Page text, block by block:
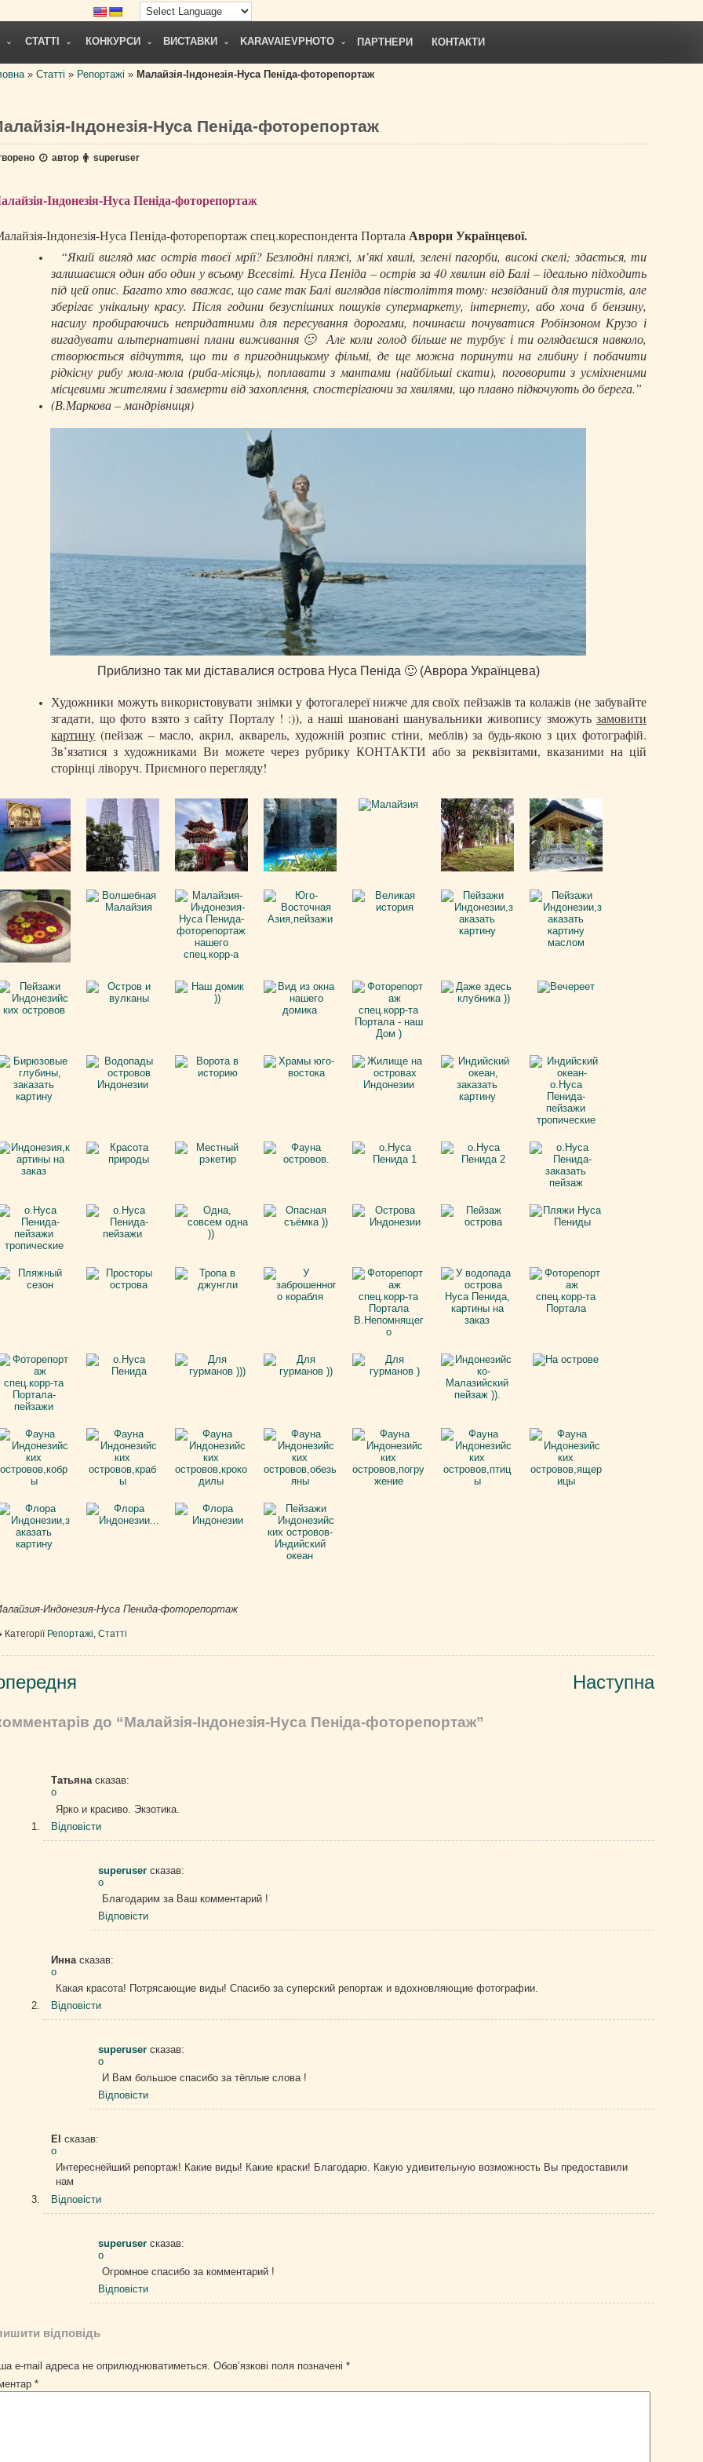
СТАТТІ КОНКУРСИ ВИСТАВКИ KARAVAIEVPHOTO ПАРТНЕРИ КОНТАКТИ
»Статті » Репортажі » Малайзія-Індонезія-Нуса Пеніда-фоторепортаж
Індонезія-Нуса Пеніда-фоторепортаж
автор superuser
Індонезія-Нуса Пеніда-фоторепортаж
Індонезія-Нуса Пеніда-фоторепортаж спец.кореспондента Портала Аврори Українцевої.
“Який вигляд має острів твоєї мрії? Безлюдні пляжі, м’які хвилі, зелені пагорби, високі скелі; здається, ти
залишаєшся один або один у всьому Всесвіті. Нуса Пеніда – острів за 40 хвилин від Балі – ідеально підходить
під цей опис. Багато хто вважає, що саме так Балі виглядав півстоліття тому: незвіданий для туристів, але
зберігає унікальну красу. Після години безуспішних пошуків супермаркету, інтернету, або хоча б бензину,
насилу пробираючись непридатними для пересування дорогами, починаєш почуватися Робінзоном Крузо і
вигадувати альтернативні плани виживання 🙂Але коли голод більше не турбує і ти оглядаєшся навколо,
створюється відчуття, що ти в пригодницькому фільмі, де ще можна поринути на глибину і побачити
рідкісну рибу мола-мола (риба-місяць), поплавати з мантами (найбільші скати), поговорити з усміхненими
місцевими жителями і завмерти від захоплення, спостерігаючи за хвилями, що плавно підкочують до берега.”
(В.Маркова – мандрівниця)
Приблизно так ми діставалися острова Нуса Пеніда 🙂 (Аврора Українцева)
Художники можуть використовувати знімки у фотогалереї нижче для своїх пейзажів та колажів (не забувайте
згадати, що фото взято з сайту Порталу ! :)), а наші шановані шанувальники живопису зможуть замовити
картину (пейзаж – масло, акрил, акварель, художній розпис стіни, меблів) за будь-якою з цих фотографій.
Зв’язатися з художниками Ви можете через рубрику КОНТАКТИ або за реквізитами, вказаними на цій
сторінці ліворуч. Приємного перегляду!
Индонезия-Нуса Пенида-фоторепортаж
Категорії Репортажі, Статті
Наступна
до “Малайзія-Індонезія-Нуса Пеніда-фоторепортаж”
Татьяна сказав:
о
Ярко и красиво. Экзотика.
Відповіcти
superuser сказав:
о
Благодарим за Ваш комментарий !
Відповіcти
Инна сказав:
о
Какая красота! Потрясающие виды! Спасибо за суперский репортаж и вдохновляющие фотографии.
Відповіcти
superuser сказав:
о
И Вам большое спасибо за тёплые слова !
Відповіcти
El сказав:
о
Интереснейший репортаж! Какие виды! Какие краски! Благодарю. Какую удивительную возможность Вы предоставили
нам
Відповіcти
superuser сказав:
о
Огромное спасибо за комментарий !
Відповіcти
відповідь
e-mail адреса не оприлюднюватиметься. Обов’язкові поля позначені*
*